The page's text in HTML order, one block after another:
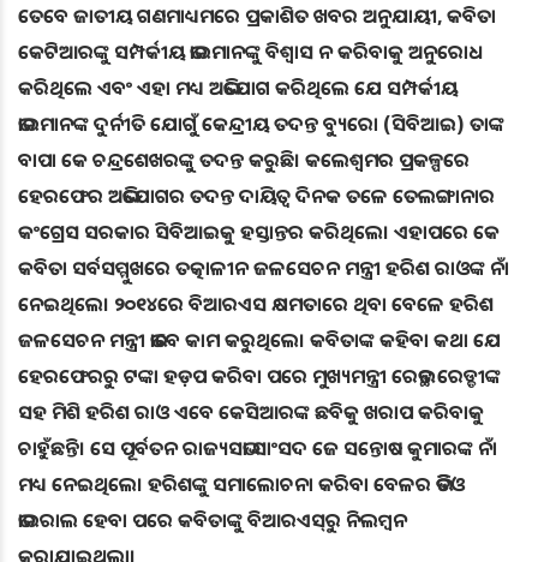
ତେବେ ଜାତୀୟ ଗଣମାଧ୍ୟମରେ ପ୍ରକାଶିତ ଖବର ଅନୁଯାୟୀ, କବିତା
କେଟିଆରଙ୍କୁ ସମ୍ପର୍କୀୟ ଭାଇମାନଙ୍କୁ ବିଶ୍ୱାସ ନ କରିବାକୁ ଅନୁରୋଧ
କରିଥିଲେ ଏବଂ ଏହା ମଧ୍ୟ ଅଭିଯୋଗ କରିଥିଲେ ଯେ ସମ୍ପର୍କୀୟ
ଭାଇମାନଙ୍କ ଦୁର୍ନୀତି ଯୋଗୁଁ କେନ୍ଦ୍ରୀୟ ତଦନ୍ତ ବ୍ୟୁରୋ (ସିବିଆଇ) ତାଙ୍କ
ବାପା କେ ଚନ୍ଦ୍ରଶେଖରଙ୍କୁ ତଦନ୍ତ କରୁଛି। କଲେଶ୍ୱମର ପ୍ରକଳ୍ପରେ
ହେରଫେର ଅଭିଯୋଗର ତଦନ୍ତ ଦାୟିତ୍ୱ ଦିନକ ତଳେ ତେଲଙ୍ଗାନାର
କଂଗ୍ରେସ ସରକାର ସିବିଆଇକୁ ହସ୍ତାନ୍ତର କରିଥିଲେ। ଏହାପରେ କେ
କବିତା ସର୍ବସମ୍ମୁଖରେ ତତ୍କାଳୀନ ଜଳସେଚନ ମନ୍ତ୍ରୀ ହରିଶ ରାଓଙ୍କ ନାଁ
ନେଇଥିଲେ। ୨୦୧୪ରେ ବିଆରଏସ କ୍ଷମତାରେ ଥିବା ବେଳେ ହରିଶ
ଜଳସେଚନ ମନ୍ତ୍ରୀ ଭାବେ କାମ କରୁଥିଲେ। କବିତାଙ୍କ କହିବା କଥା ଯେ
ହେରଫେରରୁ ଟଙ୍କା ହଡ଼ପ କରିବା ପରେ ମୁଖ୍ୟମନ୍ତ୍ରୀ ରେଭନ୍ଥ ରେଡ୍ଡୀଙ୍କ
ସହ ମିଶି ହରିଶ ରାଓ ଏବେ କେସିଆରଙ୍କ ଛବିକୁ ଖରାପ କରିବାକୁ
ଚାହୁଁଛନ୍ତି। ସେ ପୂର୍ବତନ ରାଜ୍ୟସଭା ସାଂସଦ ଜେ ସନ୍ତୋଷ କୁମାରଙ୍କ ନାଁ
ମଧ୍ୟ ନେଇଥିଲେ। ହରିଶଙ୍କୁ ସମାଲୋଚନା କରିବା ବେଳର ଭିଡିଓ
ଭାଇରାଲ ହେବା ପରେ କବିତାଙ୍କୁ ବିଆରଏସ୍‌ରୁ ନିଲମ୍ବନ
କରାଯାଇଥିଲା।